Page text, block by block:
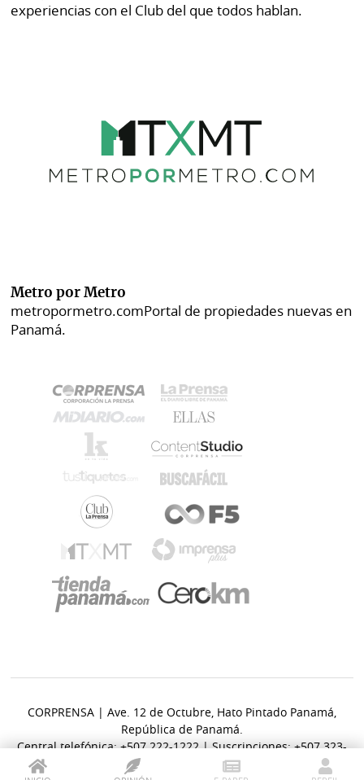
experiencias con el Club del que todos hablan.
Metro por Metro
metropormetro.comPortal de propiedades nuevas en
Panamá.
CORPRENSA | Ave. 12 de Octubre, Hato Pintado Panamá,
República de Panamá.
Central telefónica: +507 222-1222 | Suscripciones: +507 323-